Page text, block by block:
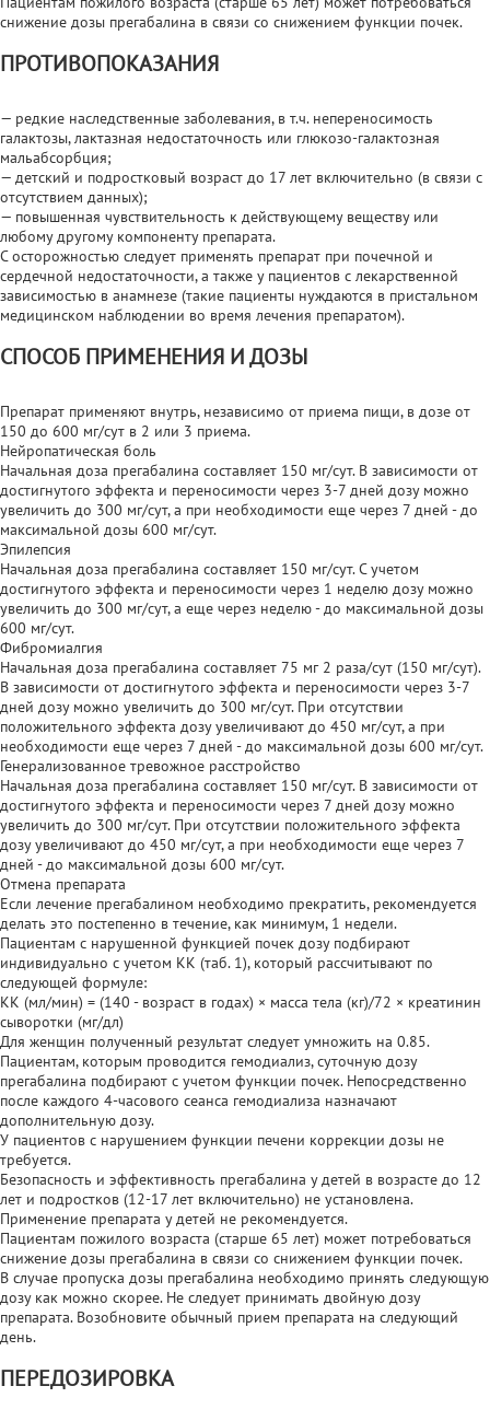
снижение дозы прегабалина в связи со снижением функции почек.
ПРОТИВОПОКАЗАНИЯ
— редкие наследственные заболевания, в т.ч. непереносимость
галактозы, лактазная недостаточность или глюкозо-галактозная
мальабсорбция;
— детский и подростковый возраст до 17 лет включительно (в связи с
отсутствием данных);
— повышенная чувствительность к действующему веществу или
любому другому компоненту препарата.
С осторожностью следует применять препарат при почечной и
сердечной недостаточности, а также у пациентов с лекарственной
зависимостью в анамнезе (такие пациенты нуждаются в пристальном
медицинском наблюдении во время лечения препаратом).
СПОСОБ ПРИМЕНЕНИЯ И ДОЗЫ
Препарат применяют внутрь, независимо от приема пищи, в дозе от
150 до 600 мг/сут в 2 или 3 приема.
Нейропатическая боль
Начальная доза прегабалина составляет 150 мг/сут. В зависимости от
достигнутого эффекта и переносимости через 3-7 дней дозу можно
увеличить до 300 мг/сут, а при необходимости еще через 7 дней - до
максимальной дозы 600 мг/сут.
Эпилепсия
Начальная доза прегабалина составляет 150 мг/сут. С учетом
достигнутого эффекта и переносимости через 1 неделю дозу можно
увеличить до 300 мг/сут, а еще через неделю - до максимальной дозы
600 мг/сут.
Фибромиалгия
Начальная доза прегабалина составляет 75 мг 2 раза/сут (150 мг/сут).
В зависимости от достигнутого эффекта и переносимости через 3-7
дней дозу можно увеличить до 300 мг/сут. При отсутствии
положительного эффекта дозу увеличивают до 450 мг/сут, а при
необходимости еще через 7 дней - до максимальной дозы 600 мг/сут.
Генерализованное тревожное расстройство
Начальная доза прегабалина составляет 150 мг/сут. В зависимости от
достигнутого эффекта и переносимости через 7 дней дозу можно
увеличить до 300 мг/сут. При отсутствии положительного эффекта
дозу увеличивают до 450 мг/сут, а при необходимости еще через 7
дней - до максимальной дозы 600 мг/сут.
Отмена препарата
Если лечение прегабалином необходимо прекратить, рекомендуется
делать это постепенно в течение, как минимум, 1 недели.
Пациентам с нарушенной функцией почек дозу подбирают
индивидуально с учетом КК (таб. 1), который рассчитывают по
следующей формуле:
КК (мл/мин) = (140 - возраст в годах) × масса тела (кг)/72 × креатинин
сыворотки (мг/дл)
Для женщин полученный результат следует умножить на 0.85.
Пациентам, которым проводится гемодиализ, суточную дозу
прегабалина подбирают с учетом функции почек. Непосредственно
после каждого 4-часового сеанса гемодиализа назначают
дополнительную дозу.
У пациентов с нарушением функции печени коррекции дозы не
требуется.
Безопасность и эффективность прегабалина у детей в возрасте до 12
лет и подростков (12-17 лет включительно) не установлена.
Применение препарата у детей не рекомендуется.
Пациентам пожилого возраста (старше 65 лет) может потребоваться
снижение дозы прегабалина в связи со снижением функции почек.
В случае пропуска дозы прегабалина необходимо принять следующую
дозу как можно скорее. Не следует принимать двойную дозу
препарата. Возобновите обычный прием препарата на следующий
день.
ПЕРЕДОЗИРОВКА